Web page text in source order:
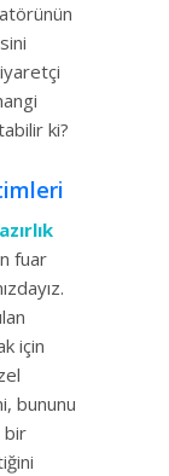
ki?
fuar
için
bununu
bir